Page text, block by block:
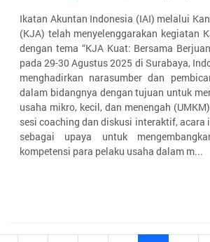
Ikatan Akuntan Indonesia (IAI) melalui
(KJA) telah menyelenggarakan kegiatan
dengan tema “KJA Kuat: Bersama
pada 29-30 Agustus 2025 di Surabaya,
menghadirkan narasumber dan
dalam bidangnya dengan tujuan untuk
usaha mikro, kecil, dan menengah
sesi coaching dan diskusi interaktif, acara
sebagai upaya untuk
kompetensi para pelaku usaha dalam m...